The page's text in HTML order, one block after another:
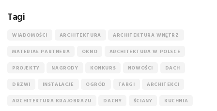
Tagi
WIADOMOŚCI ARCHITEKTURA ARCHITEKTURA WNĘTRZ
MATERIAŁ PARTNERA OKNO ARCHITEKTURA W POLSCE
PROJEKTY NAGRODY KONKURS NOWOŚCI DACH
DRZWI INSTALACJE OGRÓD TARGI ARCHITEKCI
ARCHITEKTURA KRAJOBRAZU DACHY ŚCIANY KUCHNIA